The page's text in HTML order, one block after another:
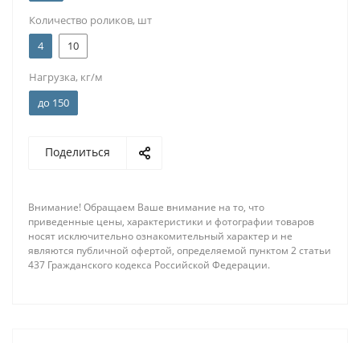
Количество роликов, шт
4
10
Нагрузка, кг/м
до 150
Поделиться
Внимание! Обращаем Ваше внимание на то, что
приведенные цены, характеристики и фотографии товаров
носят исключительно ознакомительный характер и не
являются публичной офертой, определяемой пунктом 2 статьи
437 Гражданского кодекса Российской Федерации.